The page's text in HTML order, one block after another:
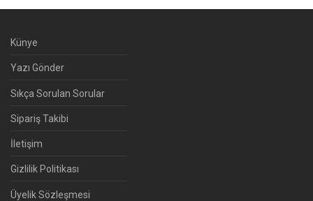
Künye
Yazı Gönder
Sıkça Sorulan Sorular
Sipariş Takibi
İletişim
Gizlilik Politikası
Üyelik Sözleşmesi